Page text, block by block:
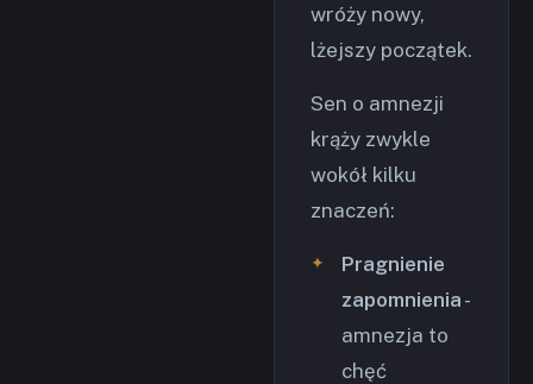
wróży nowy,
lżejszy początek.
Sen o amnezji
krąży zwykle
wokół kilku
znaczeń:
Pragnienie
zapomnienia -
amnezja to
chęć